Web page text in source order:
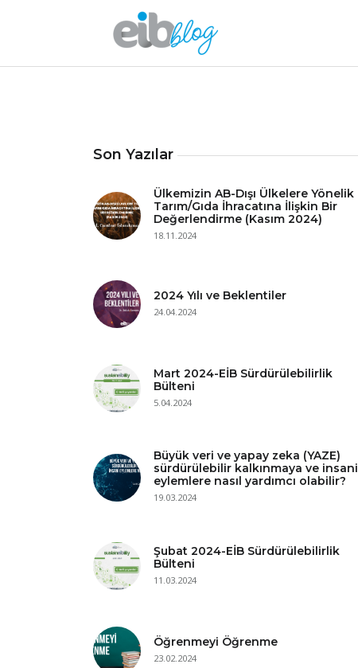
Son Yazılar
Ülkemizin AB-Dışı Ülkelere Yönelik
Tarım/Gıda İhracatına İlişkin Bir
Değerlendirme (Kasım 2024)
18.11.2024
2024 Yılı ve Beklentiler
24.04.2024
Mart 2024-EİB Sürdürülebilirlik
Bülteni
5.04.2024
Büyük veri ve yapay zeka (YAZE)
sürdürülebilir kalkınmaya ve insani
eylemlere nasıl yardımcı olabilir?
19.03.2024
Şubat 2024-EİB Sürdürülebilirlik
Bülteni
11.03.2024
Öğrenmeyi Öğrenme
23.02.2024